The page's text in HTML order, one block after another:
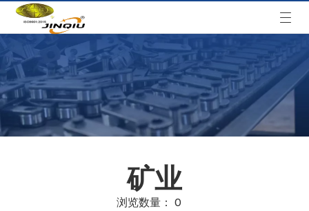
矿业
浏览数量： 0